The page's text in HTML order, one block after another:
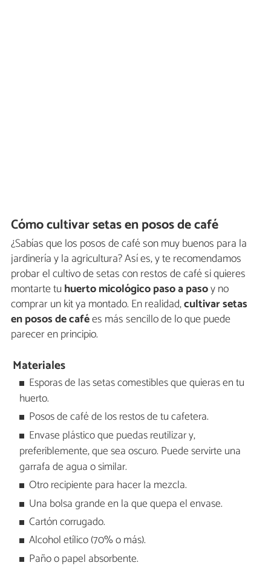
Cómo cultivar setas en posos de café
¿Sabías que los posos de café son muy buenos para la
jardinería y la agricultura? Así es, y te recomendamos
probar el cultivo de setas con restos de café si quieres
montarte tuhuerto micológico paso a pasoy no
comprar un kit ya montado. En realidad,cultivar setas
en posos de cafées más sencillo de lo que puede
parecer en principio.
Materiales
Esporas de las setas comestibles que quieras en tu
huerto.
Posos de café de los restos de tu cafetera.
Envase plástico que puedas reutilizar y,
preferiblemente, que sea oscuro. Puede servirte una
garrafa de agua o similar.
Otro recipiente para hacer la mezcla.
Una bolsa grande en la que quepa el envase.
Cartón corrugado.
Alcohol etílico (70% o más).
Paño o papel absorbente.